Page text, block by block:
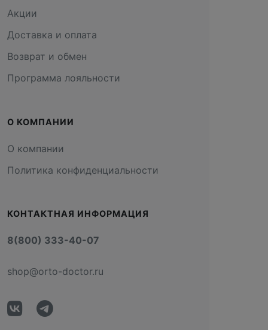
Акции
Доставка и оплата
Возврат и обмен
Программа лояльности
О КОМПАНИИ
О компании
Политика конфиденциальности
КОНТАКТНАЯ ИНФОРМАЦИЯ
8(800) 333-40-07
shop@orto-doctor.ru